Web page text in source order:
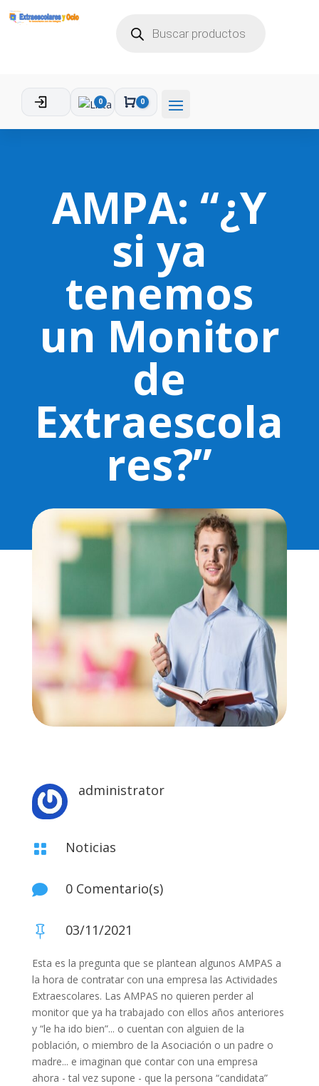
PRODUCTOS
0
Carro
0
AMPA: “¿Y
si ya
tenemos
un Monitor
de
Extraescola
res?”
administrator
 Noticias
 0 Comentario(s)
 03/11/2021
Esta es la pregunta que se plantean algunos AMPAS a
la hora de contratar con una empresa las Actividades
Extraescolares. Las AMPAS no quieren perder al
monitor que ya ha trabajado con ellos años anteriores
y “le ha ido bien”... o cuentan con alguien de la
población, o miembro de la Asociación o un padre o
madre... e imaginan que contar con una empresa
ahora - tal vez supone - que la persona “candidata”